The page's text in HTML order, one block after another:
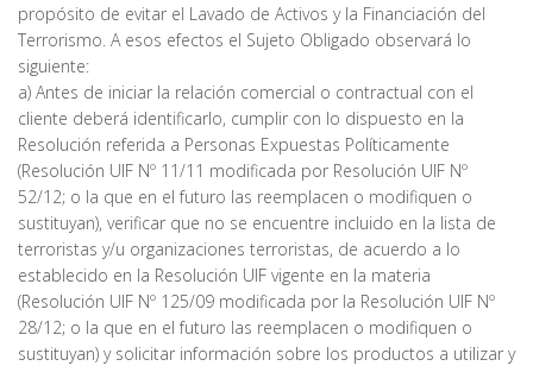
propósito de evitar el Lavado de Activos y la Financiación del
Terrorismo. A esos efectos el Sujeto Obligado observará lo
siguiente:
a) Antes de iniciar la relación comercial o contractual con el
cliente deberá identificarlo, cumplir con lo dispuesto en la
Resolución referida a Personas Expuestas Políticamente
(Resolución UIF Nº 11/11 modificada por Resolución UIF Nº
52/12; o la que en el futuro las reemplacen o modifiquen o
sustituyan), verificar que no se encuentre incluido en la lista de
terroristas y/u organizaciones terroristas, de acuerdo a lo
establecido en la Resolución UIF vigente en la materia
(Resolución UIF Nº 125/09 modificada por la Resolución UIF Nº
28/12; o la que en el futuro las reemplacen o modifiquen o
sustituyan) y solicitar información sobre los productos a utilizar y